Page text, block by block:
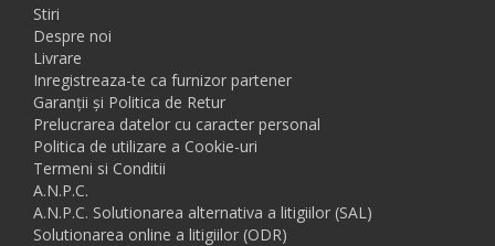
Stiri
Despre noi
Livrare
Inregistreaza-te ca furnizor partener
Garanții și Politica de Retur
Prelucrarea datelor cu caracter personal
Politica de utilizare a Cookie-uri
Termeni si Conditii
A.N.P.C.
A.N.P.C. Solutionarea alternativa a litigiilor (SAL)
Solutionarea online a litigiilor (ODR)